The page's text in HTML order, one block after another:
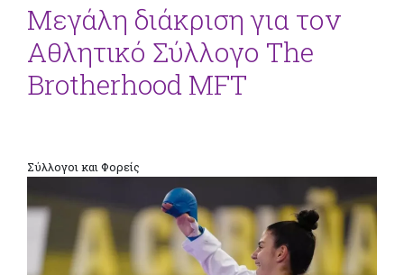
Μεγάλη διάκριση για τον
Αθλητικό Σύλλογο The
Brotherhood MFT
Σύλλογοι και Φορείς